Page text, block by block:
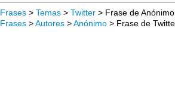
Frases > Temas > Twitter > Frase de Anónimo
Frases >Autores >Anónimo > Frase de